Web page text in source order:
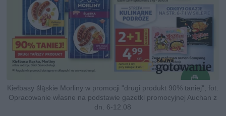
Kiełbasy śląskie Morliny w promocji "drugi produkt 90% taniej", fot.
Opracowanie własne na podstawie gazetki promocyjnej Auchan z
dn. 6-12.08